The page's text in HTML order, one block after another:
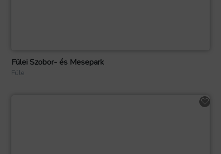
Fülei Szobor- és Mesepark
Füle